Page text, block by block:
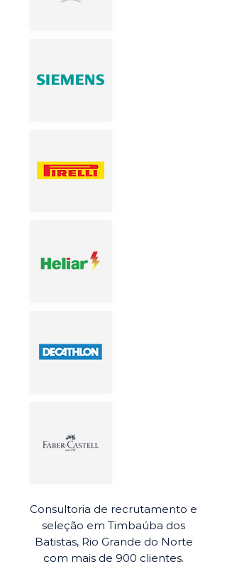
Consultoria de recrutamento e
seleção em Timbaúba dos
Batistas, Rio Grande do Norte
com mais de 900 clientes.